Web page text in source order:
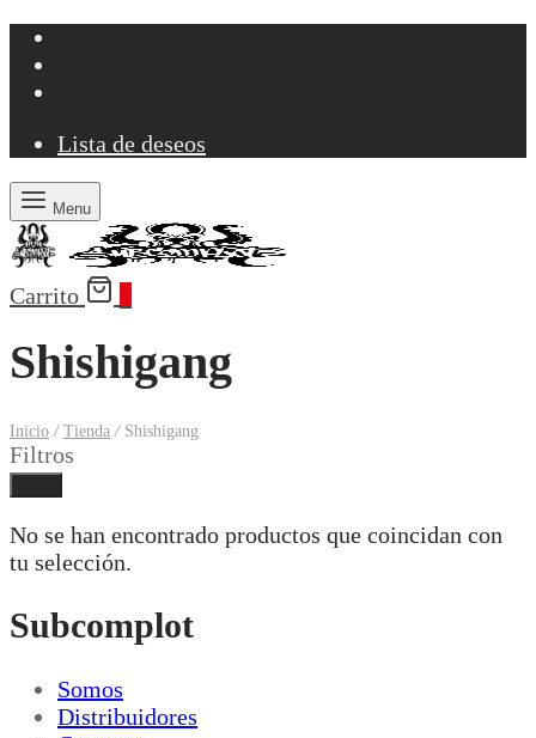
Lista de deseos
Menu
Carrito
Shishigang
Inicio / Tienda /Shishigang
Filtros
No se han encontrado productos que coincidan con
tu selección.
Subcomplot
Somos
Distribuidores